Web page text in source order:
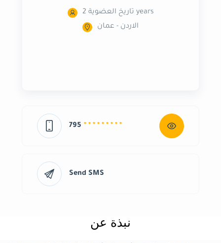
تاريخ العضوية 2 years
الاردن - عمان
795 * * * * * * * * *
Send SMS
نبذة عن